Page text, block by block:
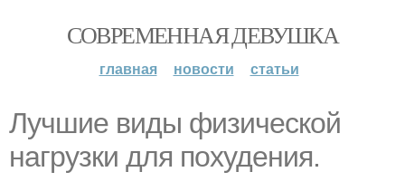
СОВРЕМЕННАЯ ДЕВУШКА
главная новости статьи
Лучшие виды физической
нагрузки для похудения.